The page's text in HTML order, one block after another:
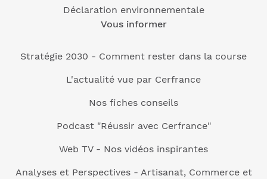
Déclaration environnementale
Vous informer
Stratégie 2030 - Comment rester dans la course
L'actualité vue par Cerfrance
Nos fiches conseils
Podcast "Réussir avec Cerfrance"
Web TV - Nos vidéos inspirantes
Analyses et Perspectives - Artisanat, Commerce et